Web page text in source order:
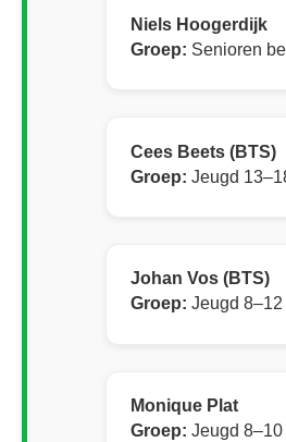
Niels Hoogerdijk
Groep: Senioren
Cees Beets (BTS)
Groep: Jeugd
Johan Vos (BTS)
Groep: Jeugd 8–12
Monique Plat
Groep: Jeugd 8–10